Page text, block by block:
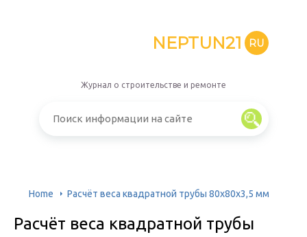
NEPTUN21 RU
Журнал о строительстве и ремонте
Home Расчёт веса квадратной трубы 80х80х3,5 мм
Расчёт веса квадратной трубы